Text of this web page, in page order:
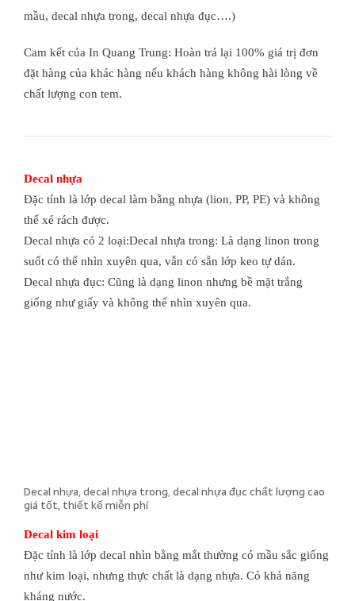
mầu, decal nhựa trong, decal nhựa đục….)
Cam kết của In Quang Trung: Hoàn trả lại 100% giá trị đơn
đặt hàng của khác hàng nếu khách hàng không hài lòng về
chất lượng con tem.
Decal nhựa
Đặc tính là lớp decal làm bằng nhựa (lion, PP, PE) và không
thể xé rách được.
Decal nhựa có 2 loại:Decal nhựa trong: Là dạng linon trong
suốt có thể nhìn xuyên qua, vẫn có sẵn lớp keo tự dán.
Decal nhựa đục: Cũng là dạng linon nhưng bề mặt trắng
giống như giấy và không thể nhìn xuyên qua.
Decal nhựa, decal nhựa trong, decal nhựa đục chất lượng cao
giá tốt, thiết kế miễn phí
Decal kim loại
Đặc tính là lớp decal nhìn bằng mắt thường có mầu sắc giống
như kim loại, nhưng thực chất là dạng nhựa. Có khả năng
kháng nước.